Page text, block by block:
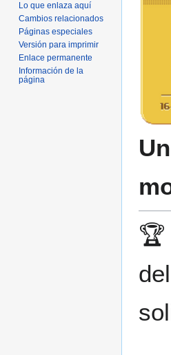
🏆
Lo que enlaza aquí
Cambios relacionados
Páginas especiales
Versión para imprimir
Enlace permanente
Información de la
página